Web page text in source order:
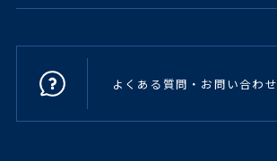
よくある質問・お問い合わせ